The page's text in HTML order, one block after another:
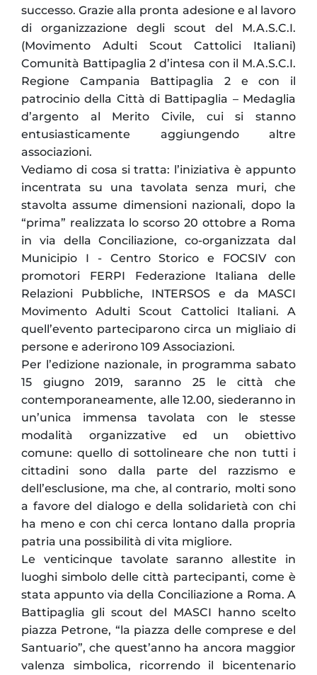
successo. Grazie alla pronta adesione e al lavoro
di organizzazione degli scout del M.A.S.C.I.
(Movimento Adulti Scout Cattolici Italiani)
Comunità Battipaglia 2 d’intesa con il M.A.S.C.I.
Regione Campania Battipaglia 2 e con il
patrocinio della Città di Battipaglia – Medaglia
d’argento al Merito Civile, cui si stanno
entusiasticamente aggiungendo altre
associazioni.
Vediamo di cosa si tratta: l’iniziativa è appunto
incentrata su una tavolata senza muri, che
stavolta assume dimensioni nazionali, dopo la
“prima” realizzata lo scorso 20 ottobre a Roma
in via della Conciliazione, co-organizzata dal
Municipio I - Centro Storico e FOCSIV con
promotori FERPI Federazione Italiana delle
Relazioni Pubbliche, INTERSOS e da MASCI
Movimento Adulti Scout Cattolici Italiani. A
quell’evento parteciparono circa un migliaio di
persone e aderirono 109 Associazioni.
Per l’edizione nazionale, in programma sabato
15 giugno 2019, saranno 25 le città che
contemporaneamente, alle 12.00, siederanno in
un’unica immensa tavolata con le stesse
modalità organizzative ed un obiettivo
comune: quello di sottolineare che non tutti i
cittadini sono dalla parte del razzismo e
dell’esclusione, ma che, al contrario, molti sono
a favore del dialogo e della solidarietà con chi
ha meno e con chi cerca lontano dalla propria
patria una possibilità di vita migliore.
Le venticinque tavolate saranno allestite in
luoghi simbolo delle città partecipanti, come è
stata appunto via della Conciliazione a Roma. A
Battipaglia gli scout del MASCI hanno scelto
piazza Petrone, “la piazza delle comprese e del
Santuario”, che quest’anno ha ancora maggior
valenza simbolica, ricorrendo il bicentenario